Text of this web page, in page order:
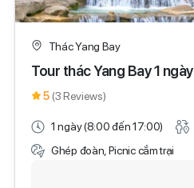
Thác Yang Bay
Tour thác Yang Bay 1 ngày
5 (3 Reviews)
1 ngày (8:00 đến 17:00)
Ghép đoàn, Picnic cắm trại